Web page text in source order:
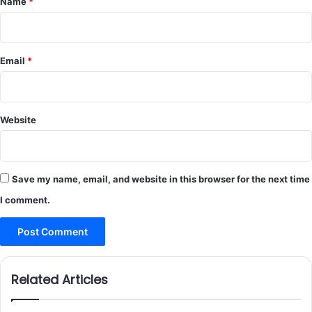
Email *
Website
Save my name, email, and website in this browser for the next time
I comment.
Related Articles